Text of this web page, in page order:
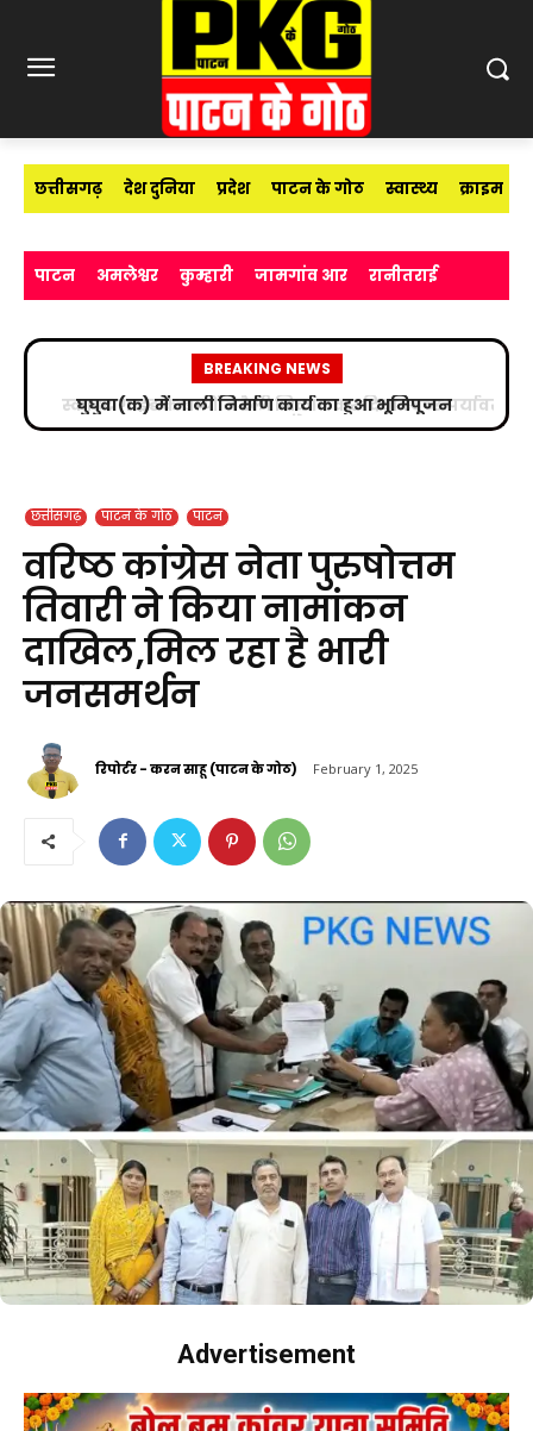
छत्तीसगढ़ देश दुनिया प्रदेश पाटन के गोठ स्वास्थ्य क्राइम
पाटन अमलेश्वर कुम्हारी जामगांव आर रानीतराई
BREAKING NEWS
स्काउट गाइड के बच्चों ने रैली निकालकर दिया स्वच्छ पर्यावरण
का संदेश
छत्तीसगढ़ पाटन के गोठ पाटन
वरिष्ठ कांग्रेस नेता पुरुषोत्तम
तिवारी ने किया नामांकन
दाखिल,मिल रहा है भारी
जनसमर्थन
रिपोर्टर - करन साहू (पाटन के गोठ) February 1, 2025
Advertisement